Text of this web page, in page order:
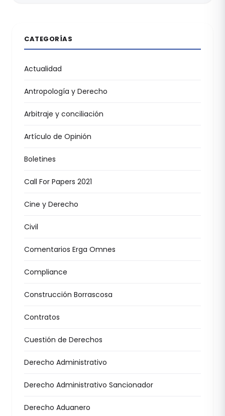
CATEGORÍAS
Actualidad
Antropología y Derecho
Arbitraje y conciliación
Artículo de Opinión
Boletines
Call For Papers 2021
Cine y Derecho
Civil
Comentarios Erga Omnes
Compliance
Construcción Borrascosa
Contratos
Cuestión de Derechos
Derecho Administrativo
Derecho Administrativo Sancionador
Derecho Aduanero